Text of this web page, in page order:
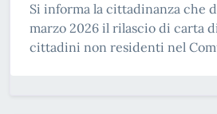
Si informa la cittadinanza che
marzo 2026 il rilascio di carta
cittadini non residenti nel